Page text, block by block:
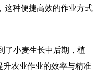
这种便捷高效的作业方式
了小麦生长中后期，植
升农业作业的效率与精准